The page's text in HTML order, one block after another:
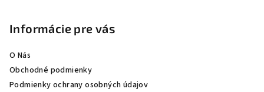
Informácie pre vás
O Nás
Obchodné podmienky
Podmienky ochrany osobných údajov